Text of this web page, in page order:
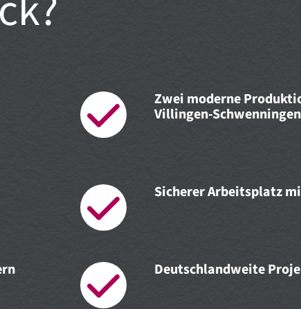
Zwei moderne
Villingen⁠⁠⁠⁠⁠⁠⁠⁠⁠⁠⁠⁠⁠⁠⁠⁠-⁠⁠⁠⁠⁠⁠⁠⁠⁠⁠⁠⁠⁠⁠⁠⁠Schwenningen
Sicherer Arbeitsplatz
Deutschlandweite